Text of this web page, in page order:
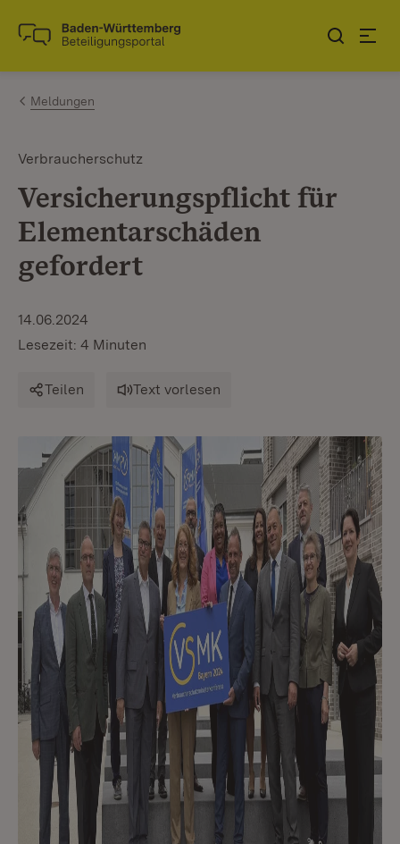
Zum Inhalt springen
Link zur Startseite
Meldungen
Verbraucherschutz
Versicherungspflicht für
Elementarschäden
gefordert
14.06.2024
Lesezeit: 4 Minuten
Teilen Text vorlesen